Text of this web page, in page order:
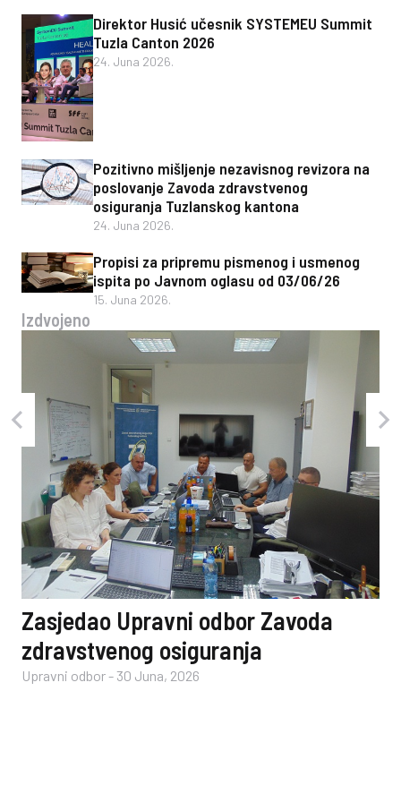
Direktor Husić učesnik SYSTEMEU Summit
Tuzla Canton 2026
24. Juna 2026.
Pozitivno mišljenje nezavisnog revizora na
poslovanje Zavoda zdravstvenog
osiguranja Tuzlanskog kantona
24. Juna 2026.
Propisi za pripremu pismenog i usmenog
ispita po Javnom oglasu od 03/06/26
15. Juna 2026.
Izdvojeno
Zasjedao Upravni odbor Zavoda
zdravstvenog osiguranja
Upravni odbor- 30 Juna, 2026